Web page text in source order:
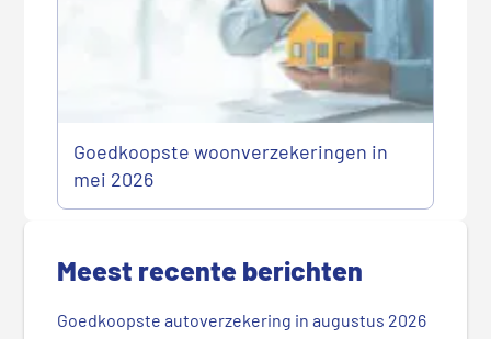
Goedkoopste woonverzekeringen in
mei 2026
Meest recente berichten
Goedkoopste autoverzekering in augustus 2026